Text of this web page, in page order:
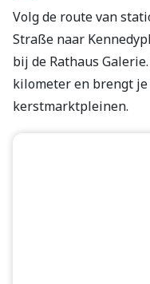
Volg de route van
Straße naar
bij de Rathaus
kilometer en brengt
kerstmarktpleinen.